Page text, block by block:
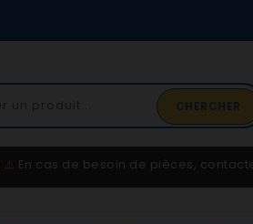
CHERCHER
02 41 65 37 52
Service client
⚠️ En cas de besoin de pièces,